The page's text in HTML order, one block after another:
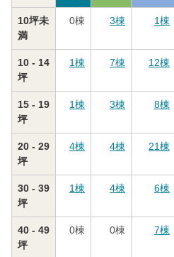
10坪未
満
0棟 3棟 1棟
10 - 14
坪
1棟 7棟 12棟
15 - 19
坪
1棟 3棟 8棟
20 - 29
坪
4棟 4棟 21棟
30 - 39
坪
1棟 4棟 6棟
40 - 49
坪
0棟 0棟 7棟